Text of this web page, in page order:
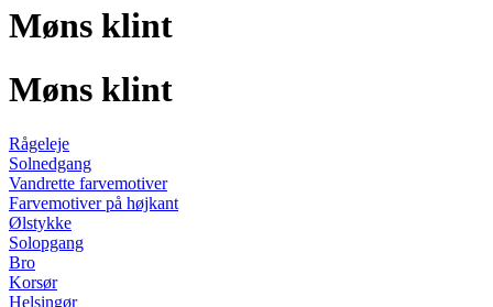
Møns klint
Møns klint
Rågeleje
Solnedgang
Vandrette farvemotiver
Farvemotiver på højkant
Ølstykke
Solopgang
Bro
Korsør
Helsingør